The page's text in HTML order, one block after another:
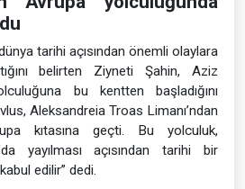
tarihi açısından önemli olaylara
belirten Ziyneti Şahin, Aziz
bu kentten başladığını
Aleksandreia Troas Limanı’ndan
kıtasına geçti. Bu yolculuk,
yayılması açısından tarihi bir
edilir” dedi.